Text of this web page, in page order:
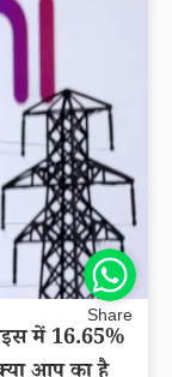
में 16.65%
Share